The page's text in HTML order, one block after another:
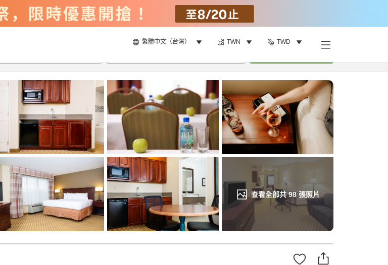
繁體中文（台灣） TWN TWD
查看全部共98張照片